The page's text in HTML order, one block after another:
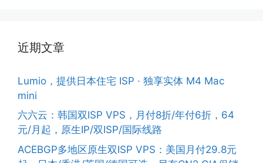
近期文章
Lumio，提供日本住宅 ISP · 独享实体 M4 Mac
mini
六六云：韩国双ISP VPS，月付8折/年付6折，64
元/月起，原生IP/双ISP/国际线路
ACEBGP多地区原生双ISP VPS：美国月付29.8元